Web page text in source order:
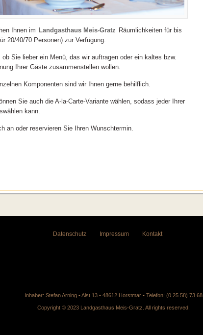
Ihnen im Landgasthaus Meis-Gratz Räumlichkeiten für bis
20/40/70 Personen) zur Verfügung.
Sie lieber ein Menü, das wir auftragen oder ein kaltes bzw.
Ihrer Gäste zusammenstellen wollen.
Komponenten sind wir Ihnen gerne behilflich.
Sie auch die A-la-Carte-Variante wählen, sodass jeder Ihrer
kann.
an oder reservieren Sie Ihren Wunschtermin.
Datenschutz Impressum Kontakt
Inhaber: Stefan Arning • Alst 13 • 48612 Horstmar • Telefon: (0 25 58) 73 68
Copyright © 2023 Landgasthaus Meis-Gratz. All rights reserved.